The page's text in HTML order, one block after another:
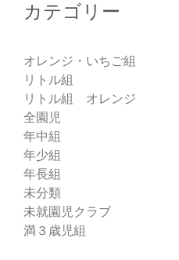
カテゴリー
オレンジ・いちご組
リトル組
リトル組 オレンジ
全園児
年中組
年少組
年長組
未分類
未就園児クラブ
満３歳児組